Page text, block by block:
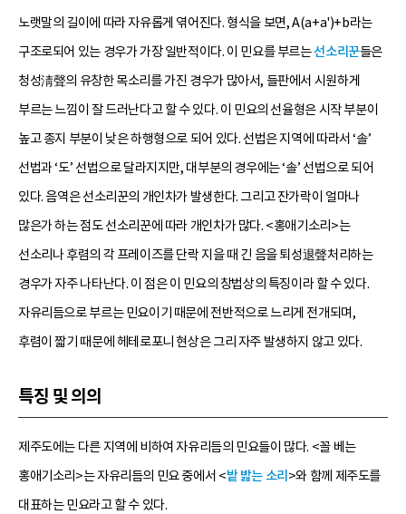
노랫말의 길이에 따라 자유롭게 엮어진다. 형식을 보면, A(a+a')+b라는
구조로되어 있는 경우가 가장 일반적이다. 이 민요를 부르는선소리꾼들은
청성淸聲의 유창한 목소리를 가진 경우가 많아서, 들판에서 시원하게
부르는 느낌이 잘 드러난다고 할 수 있다. 이 민요의 선율형은 시작 부분이
높고 종지 부분이 낮은 하행형으로 되어 있다. 선법은 지역에 따라서 ‘솔’
선법과 ‘도’ 선법으로 달라지지만, 대부분의 경우에는 ‘솔’ 선법으로 되어
있다. 음역은 선소리꾼의 개인차가 발생한다. 그리고 잔가락이 얼마나
많은가 하는 점도 선소리꾼에 따라 개인차가 많다. <홍애기소리>는
선소리나 후렴의 각 프레이즈를 단락 지을 때 긴 음을 퇴성退聲처리하는
경우가 자주 나타난다. 이 점은 이 민요의 창법상의 특징이라 할 수 있다.
자유리듬으로 부르는 민요이기 때문에 전반적으로 느리게 전개되며,
후렴이 짧기 때문에 헤테로포니 현상은 그리 자주 발생하지 않고 있다.
특징 및 의의
제주도에는 다른 지역에 비하여 자유리듬의 민요들이 많다. <꼴 베는
홍애기소리>는 자유리듬의 민요 중에서 <밭 밟는 소리 >와 함께 제주도를
대표하는 민요라고 할 수 있다.